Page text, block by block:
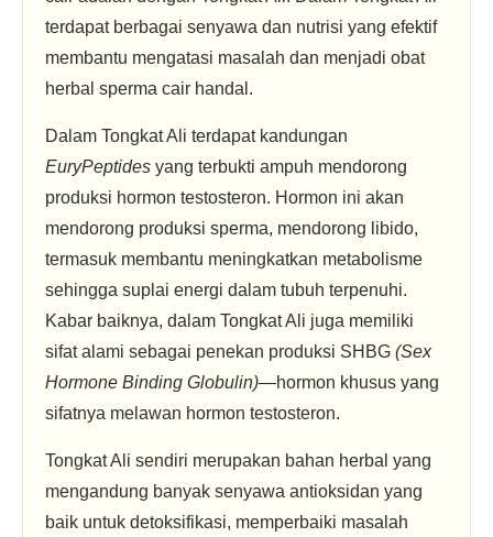
terdapat berbagai senyawa dan nutrisi yang efektif
membantu mengatasi masalah dan menjadi obat
herbal sperma cair handal.
Dalam Tongkat Ali terdapat kandungan
EuryPeptides yang terbukti ampuh mendorong
produksi hormon testosteron. Hormon ini akan
mendorong produksi sperma, mendorong libido,
termasuk membantu meningkatkan metabolisme
sehingga suplai energi dalam tubuh terpenuhi.
Kabar baiknya, dalam Tongkat Ali juga memiliki
sifat alami sebagai penekan produksi SHBG (Sex
Hormone Binding Globulin)—hormon khusus yang
sifatnya melawan hormon testosteron.
Tongkat Ali sendiri merupakan bahan herbal yang
mengandung banyak senyawa antioksidan yang
baik untuk detoksifikasi, memperbaiki masalah